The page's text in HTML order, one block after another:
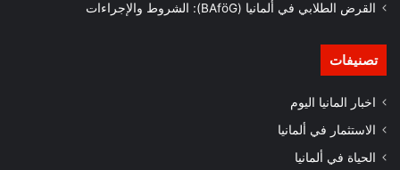
القرض الطلابي في ألمانيا (BAföG): الشروط والإجراءات
تصنيفات
اخبار المانيا اليوم
الاستثمار في ألمانيا
الحياة في ألمانيا